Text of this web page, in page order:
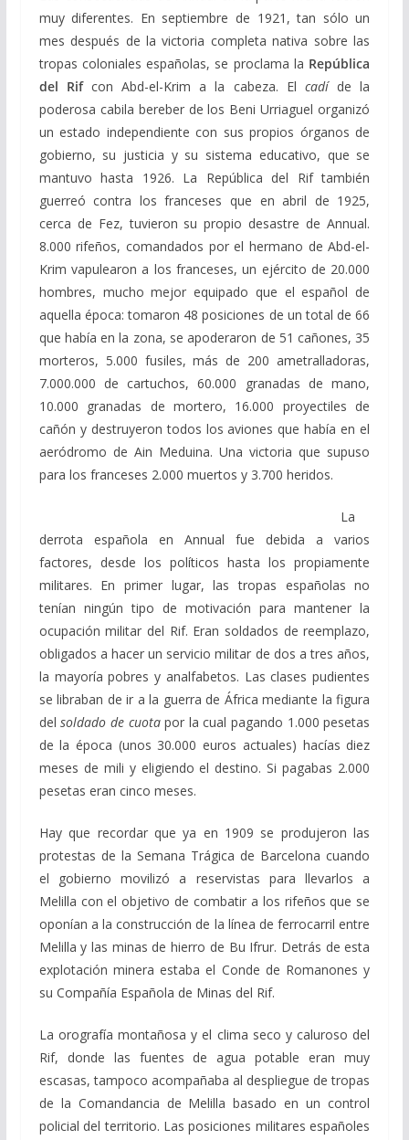
muy diferentes. En septiembre de 1921, tan sólo un
mes después de la victoria completa nativa sobre las
tropas coloniales españolas, se proclama la República
del Rifcon Abd-el-Krim a la cabeza. El cadíde la
poderosa cabila bereber de los Beni Urriaguel organizó
un estado independiente con sus propios órganos de
gobierno, su justicia y su sistema educativo, que se
mantuvo hasta 1926. La República del Rif también
guerreó contra los franceses que en abril de 1925,
cerca de Fez, tuvieron su propio desastre de Annual.
8.000 rifeños, comandados por el hermano de Abd-el-
Krim vapulearon a los franceses, un ejército de 20.000
hombres, mucho mejor equipado que el español de
aquella época: tomaron 48 posiciones de un total de 66
que había en la zona, se apoderaron de 51 cañones, 35
morteros, 5.000 fusiles, más de 200 ametralladoras,
7.000.000 de cartuchos, 60.000 granadas de mano,
10.000 granadas de mortero, 16.000 proyectiles de
cañón y destruyeron todos los aviones que había en el
aeródromo de Ain Meduina. Una victoria que supuso
para los franceses 2.000 muertos y 3.700 heridos.
La
derrota española en Annual fue debida a varios
factores, desde los políticos hasta los propiamente
militares. En primer lugar, las tropas españolas no
tenían ningún tipo de motivación para mantener la
ocupación militar del Rif. Eran soldados de reemplazo,
obligados a hacer un servicio militar de dos a tres años,
la mayoría pobres y analfabetos. Las clases pudientes
se libraban de ir a la guerra de África mediante la figura
delsoldado de cuotapor la cual pagando 1.000 pesetas
de la época (unos 30.000 euros actuales) hacías diez
meses de mili y eligiendo el destino. Si pagabas 2.000
pesetas eran cinco meses.
Hay que recordar que ya en 1909 se produjeron las
protestas de la Semana Trágica de Barcelona cuando
el gobierno movilizó a reservistas para llevarlos a
Melilla con el objetivo de combatir a los rifeños que se
oponían a la construcción de la línea de ferrocarril entre
Melilla y las minas de hierro de Bu Ifrur. Detrás de esta
explotación minera estaba el Conde de Romanones y
su Compañía Española de Minas del Rif.
La orografía montañosa y el clima seco y caluroso del
Rif, donde las fuentes de agua potable eran muy
escasas, tampoco acompañaba al despliegue de tropas
de la Comandancia de Melilla basado en un control
policial del territorio. Las posiciones militares españoles